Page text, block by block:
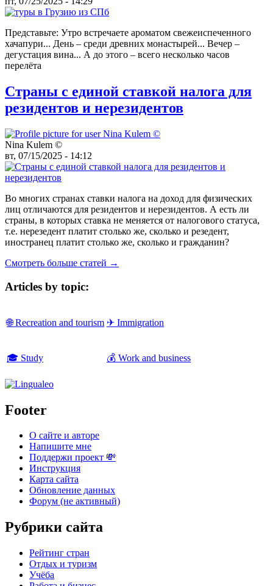
Представьте: Утро встречаете ароматом свежеиспеченного
хачапури... День – среди древних монастырей... Вечер –
дегустация вина... А до этого – всего несколько часов
перелёта
Страны с единой ставкой налога для
резидентов и нерезидентов
Nina Kulem ©️
вт, 07/15/2025 - 14:12
Во многих странах ставки налога на доход для физических
лиц отличаются для резидентов и нерезидентов. А есть ли
страны, в которых ставка не меняется от налогового статуса,
т.е. нерезедент платит столько же, сколько и резедент,
иностранец платит столько же, сколько и гражданин?
Смотреть больше статей →
Articles by topic:
🌐 Recreation and tourism ✈ Immigration
🎓 Study 💰 Work and business
Footer
О сайте и авторе
Напишите мне
Поддержи проект 💸
Инструкция
Карта сайта
Обновление данных
Форум (не активный)
Рубрики сайта
Рейтинг стран
Отдых и туризм
Учёба